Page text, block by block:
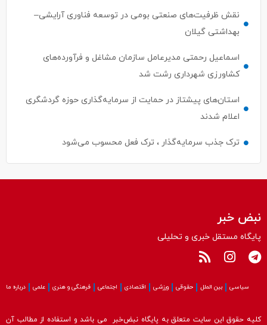
نقش ظرفیت‌های صنعتی بومی در توسعه فناوری آرایشی–
بهداشتی گیلان
اسماعیل رحمتی مدیرعامل سازمان مشاغل و فرآورده‌های
کشاورزی شهرداری رشت شد
استان‌های پیشتاز در حمایت از سرمایه‌گذاری حوزه گردشگری
اعلام شدند
ترک جذب سرمایه‌گذار ، ترک فعل محسوب می‌شود
نبض خبر
پایگاه مستقل خبری و تحلیلی
سیاسی بین الملل حقوقی ورزشی اقتصادی اجتماعی فرهنگی و هنری علمی درباره ما
کلیه حقوق این سایت متعلق به پایگاه نبض‌خبر می باشد و استفاده از مطالب آن